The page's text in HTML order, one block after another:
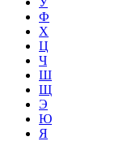
Ф
Х
Ц
Ч
Ш
Щ
Э
Ю
Я